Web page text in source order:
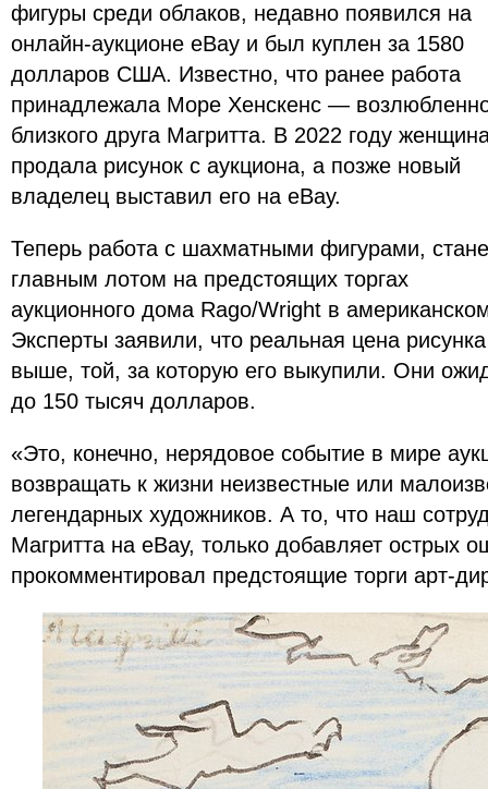
фигуры среди облаков, недавно появился на
онлайн-аукционе eBay и был куплен за 1580
долларов США. Известно, что ранее работа
принадлежала Море Хенскенс —
близкого друга Магритта. В 2022 году
продала рисунок с аукциона, а позже новый
владелец выставил его на eBay.
Теперь работа с шахматными фигурами,
главным лотом на предстоящих торгах
аукционного дома Rago/Wright в
Эксперты заявили, что реальная цена
выше, той, за которую его выкупили. Они
до 150 тысяч долларов.
«Это, конечно, нерядовое событие в мире
возвращать к жизни неизвестные или
легендарных художников. А то, что наш
Магритта на eBay, только добавляет острых
прокомментировал предстоящие торги арт-